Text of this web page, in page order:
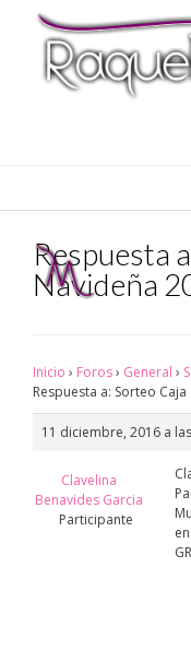
Respuesta
Navideña
Inicio › Foros› General ›
Respuesta a: Sorteo
11 diciembre, 2016 a
Clavelina
Benavides Garcia
Participante